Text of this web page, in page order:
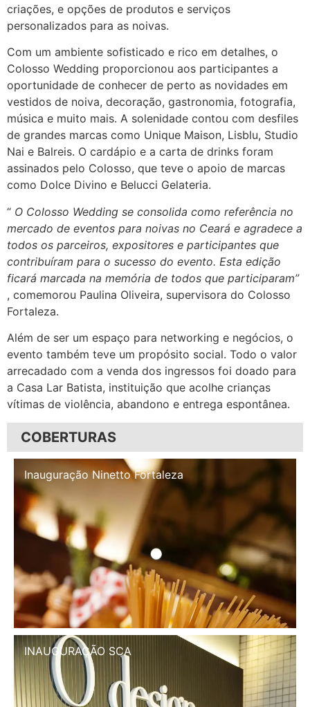
criações, e opções de produtos e serviços
personalizados para as noivas.
Com um ambiente sofisticado e rico em detalhes, o
Colosso Wedding proporcionou aos participantes a
oportunidade de conhecer de perto as novidades em
vestidos de noiva, decoração, gastronomia, fotografia,
música e muito mais. A solenidade contou com desfiles
de grandes marcas como Unique Maison, Lisblu, Studio
Nai e Balreis. O cardápio e a carta de drinks foram
assinados pelo Colosso, que teve o apoio de marcas
como Dolce Divino e Belucci Gelateria.
“ O Colosso Wedding se consolida como referência no
mercado de eventos para noivas no Ceará e agradece a
todos os parceiros, expositores e participantes que
contribuíram para o sucesso do evento. Esta edição
ficará marcada na memória de todos que participaram”
, comemorou Paulina Oliveira, supervisora do Colosso
Fortaleza.
Além de ser um espaço para networking e negócios, o
evento também teve um propósito social. Todo o valor
arrecadado com a venda dos ingressos foi doado para
a Casa Lar Batista, instituição que acolhe crianças
vítimas de violência, abandono e entrega espontânea.
COBERTURAS
Inauguração Illa Café
INAUGURAÇÃO SCA